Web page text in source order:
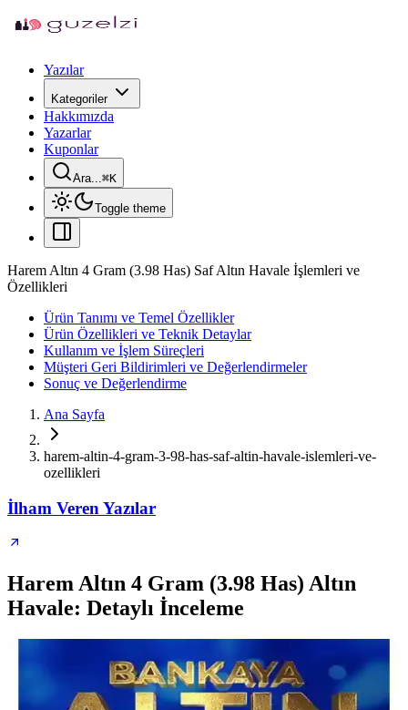
Yazılar
Kategoriler
Hakkımızda
Yazarlar
Kuponlar
Ara...⌘K
Toggle theme
Harem Altın 4 Gram (3.98 Has) Saf Altın Havale İşlemleri ve
Özellikleri
Ürün Tanımı ve Temel Özellikler
Ürün Özellikleri ve Teknik Detaylar
Kullanım ve İşlem Süreçleri
Müşteri Geri Bildirimleri ve Değerlendirmeler
Sonuç ve Değerlendirme
Ana Sayfa
harem-altin-4-gram-3-98-has-saf-altin-havale-islemleri-ve-
ozellikleri
İlham Veren Yazılar
Harem Altın 4 Gram (3.98 Has) Altın
Havale: Detaylı İnceleme